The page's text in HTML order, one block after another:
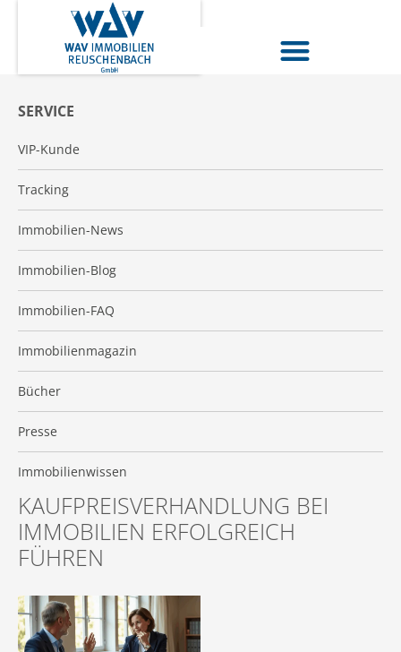
SERVICE
VIP-Kunde
Tracking
Immobilien-News
Immobilien-Blog
Immobilien-FAQ
Immobilienmagazin
Bücher
Presse
Immobilienwissen
KAUFPREISVERHANDLUNG BEI
IMMOBILIEN ERFOLGREICH
FÜHREN